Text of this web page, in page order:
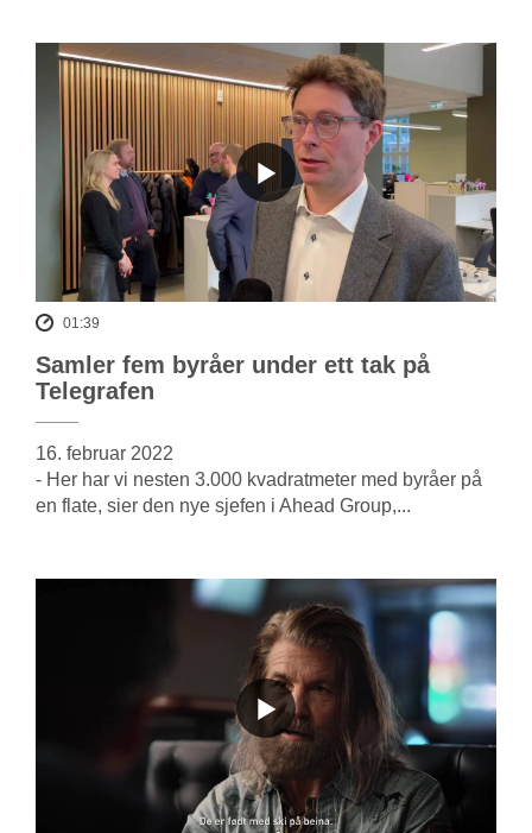
01:39
Samler fem byråer under ett tak på
Telegrafen
16. februar 2022
- Her har vi nesten 3.000 kvadratmeter med byråer på
en flate, sier den nye sjefen i Ahead Group,...